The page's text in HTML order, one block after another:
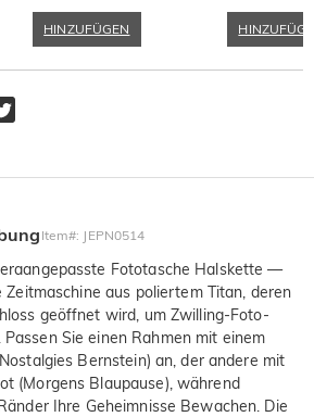
HINZUFÜGEN
Item#: JEPN0514
Fototasche Halskette —
aus poliertem Titan, deren
geöffnet wird, um Zwilling-Foto-
Sie einen Rahmen mit einem
Bernstein) an, der andere mit
(Morgens Blaupause), während
Ihre Geheimnisse Bewachen. Die